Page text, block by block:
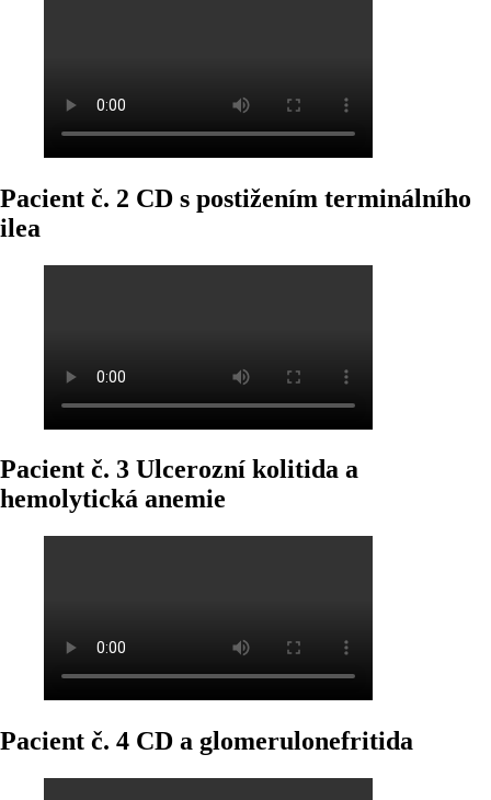
Pacient č. 2 CD s postižením terminálního
ilea
Pacient č. 3 Ulcerozní kolitida a
hemolytická anemie
Pacient č. 4 CD a glomerulonefritida